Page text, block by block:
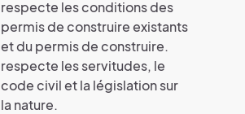
respecte les conditions des
permis de construire existants
et du permis de construire.
respecte les servitudes, le
code civil et la législation sur
la nature.